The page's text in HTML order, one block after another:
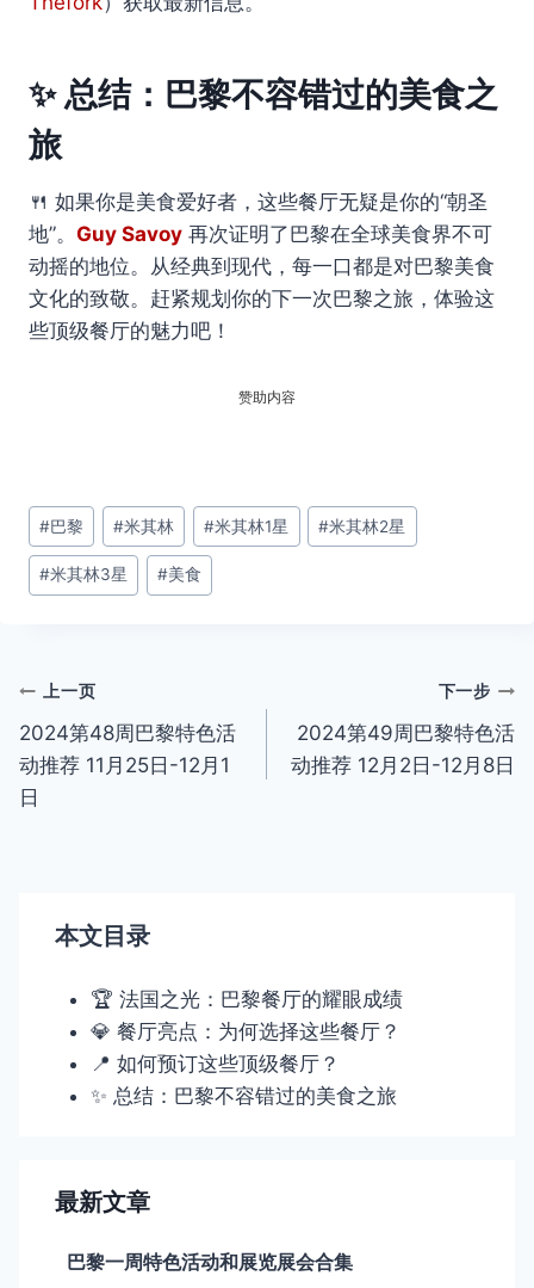
✨ 总结：巴黎不容错过的美食之
旅
🍴 如果你是美食爱好者，这些餐厅无疑是你的“朝圣
地”。 Guy Savoy 再次证明了巴黎在全球美食界不可
动摇的地位。从经典到现代，每一口都是对巴黎美食
文化的致敬。赶紧规划你的下一次巴黎之旅，体验这
些顶级餐厅的魅力吧！
赞助内容
文
章
标
#巴黎 #米其林 #米其林1星 #米其林2星
#米其林3星 #美食
文
章
导
上一页
2024第48周巴黎特色活
动推荐 11月25日-12月1
日
下一步
2024第49周巴黎特色活
动推荐 12月2日-12月8日
本文目录
🏆 法国之光：巴黎餐厅的耀眼成绩
💎 餐厅亮点：为何选择这些餐厅？
📍 如何预订这些顶级餐厅？
✨ 总结：巴黎不容错过的美食之旅
最新文章
巴黎一周特色活动和展览展会合集